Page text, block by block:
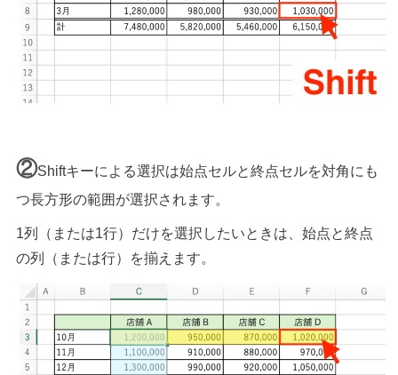
②Shiftキーによる選択は始点セルと終点セルを対角にも
つ長方形の範囲が選択されます。
1列（または1行）だけを選択したいときは、始点と終点
の列（または行）を揃えます。